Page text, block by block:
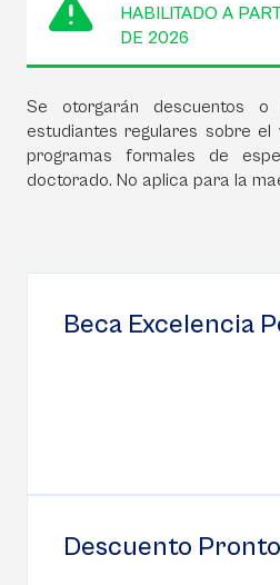
HABILITADO A
DE 2026
Se otorgarán descuentos
estudiantes regulares sobre
programas formales de
doctorado. No aplica para la
Beca Excelencia
Descuento